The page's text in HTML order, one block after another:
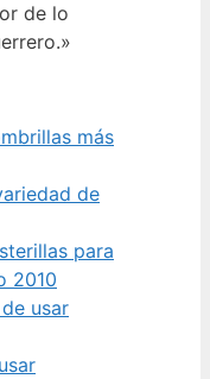
de lo
más
de
para
2010
usar